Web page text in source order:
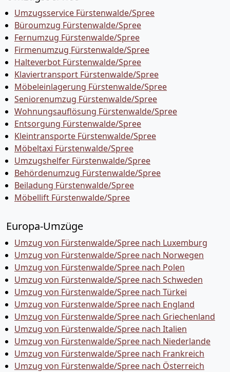
Umzugsservice Fürstenwalde/Spree
Büroumzug Fürstenwalde/Spree
Fernumzug Fürstenwalde/Spree
Firmenumzug Fürstenwalde/Spree
Halteverbot Fürstenwalde/Spree
Klaviertransport Fürstenwalde/Spree
Möbeleinlagerung Fürstenwalde/Spree
Seniorenumzug Fürstenwalde/Spree
Wohnungsauflösung Fürstenwalde/Spree
Entsorgung Fürstenwalde/Spree
Kleintransporte Fürstenwalde/Spree
Möbeltaxi Fürstenwalde/Spree
Umzugshelfer Fürstenwalde/Spree
Behördenumzug Fürstenwalde/Spree
Beiladung Fürstenwalde/Spree
Möbellift Fürstenwalde/Spree
Europa-Umzüge
Umzug von Fürstenwalde/Spree nach Luxemburg
Umzug von Fürstenwalde/Spree nach Norwegen
Umzug von Fürstenwalde/Spree nach Polen
Umzug von Fürstenwalde/Spree nach Schweden
Umzug von Fürstenwalde/Spree nach Türkei
Umzug von Fürstenwalde/Spree nach England
Umzug von Fürstenwalde/Spree nach Griechenland
Umzug von Fürstenwalde/Spree nach Italien
Umzug von Fürstenwalde/Spree nach Niederlande
Umzug von Fürstenwalde/Spree nach Frankreich
Umzug von Fürstenwalde/Spree nach Österreich